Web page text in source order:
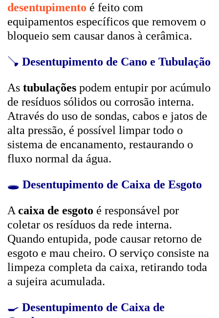
desentupimento é feito com
equipamentos específicos que removem o
bloqueio sem causar danos à cerâmica.
🪠 Desentupimento de Cano e Tubulação
As tubulações podem entupir por acúmulo
de resíduos sólidos ou corrosão interna.
Através do uso de sondas, cabos e jatos de
alta pressão, é possível limpar todo o
sistema de encanamento, restaurando o
fluxo normal da água.
🕳️ Desentupimento de Caixa de Esgoto
A caixa de esgoto é responsável por
coletar os resíduos da rede interna.
Quando entupida, pode causar retorno de
esgoto e mau cheiro. O serviço consiste na
limpeza completa da caixa, retirando toda
a sujeira acumulada.
🍳 Desentupimento de Caixa de